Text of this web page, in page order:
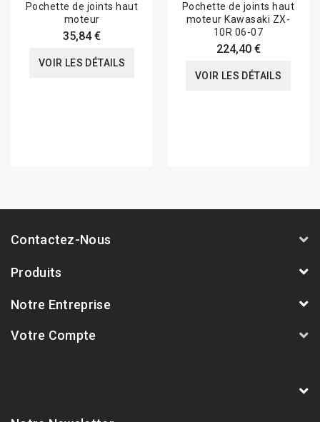
Pochette de joints haut
moteur
35,84 €
VOIR LES DÉTAILS
Pochette de joints haut
moteur Kawasaki ZX-
10R 06-07
224,40 €
VOIR LES DÉTAILS
Contactez-Nous
Produits
Notre Entreprise
Votre Compte